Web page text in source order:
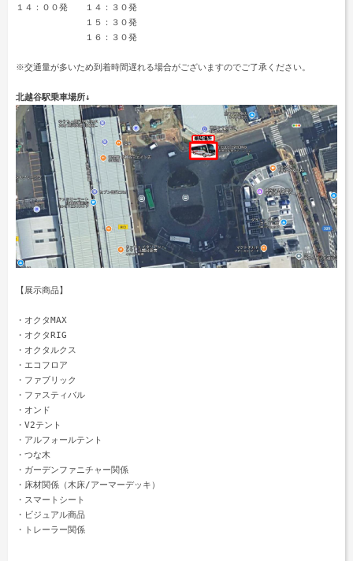
１４：００発　　１４：３０発
１５：３０発
１６：３０発
※交通量が多いため到着時間遅れる場合がございますのでご了承ください。
北越谷駅乗車場所↓
【展示商品】
・オクタMAX
・オクタRIG
・オクタルクス
・エコフロア
・ファブリック
・ファスティバル
・オンド
・V2テント
・アルフォールテント
・つな木
・ガーデンファニチャー関係
・床材関係（木床/アーマーデッキ）
・スマートシート
・ビジュアル商品
・トレーラー関係